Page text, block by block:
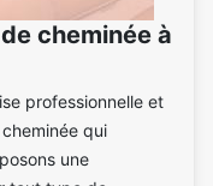
cheminée à
professionnelle et
qui
une